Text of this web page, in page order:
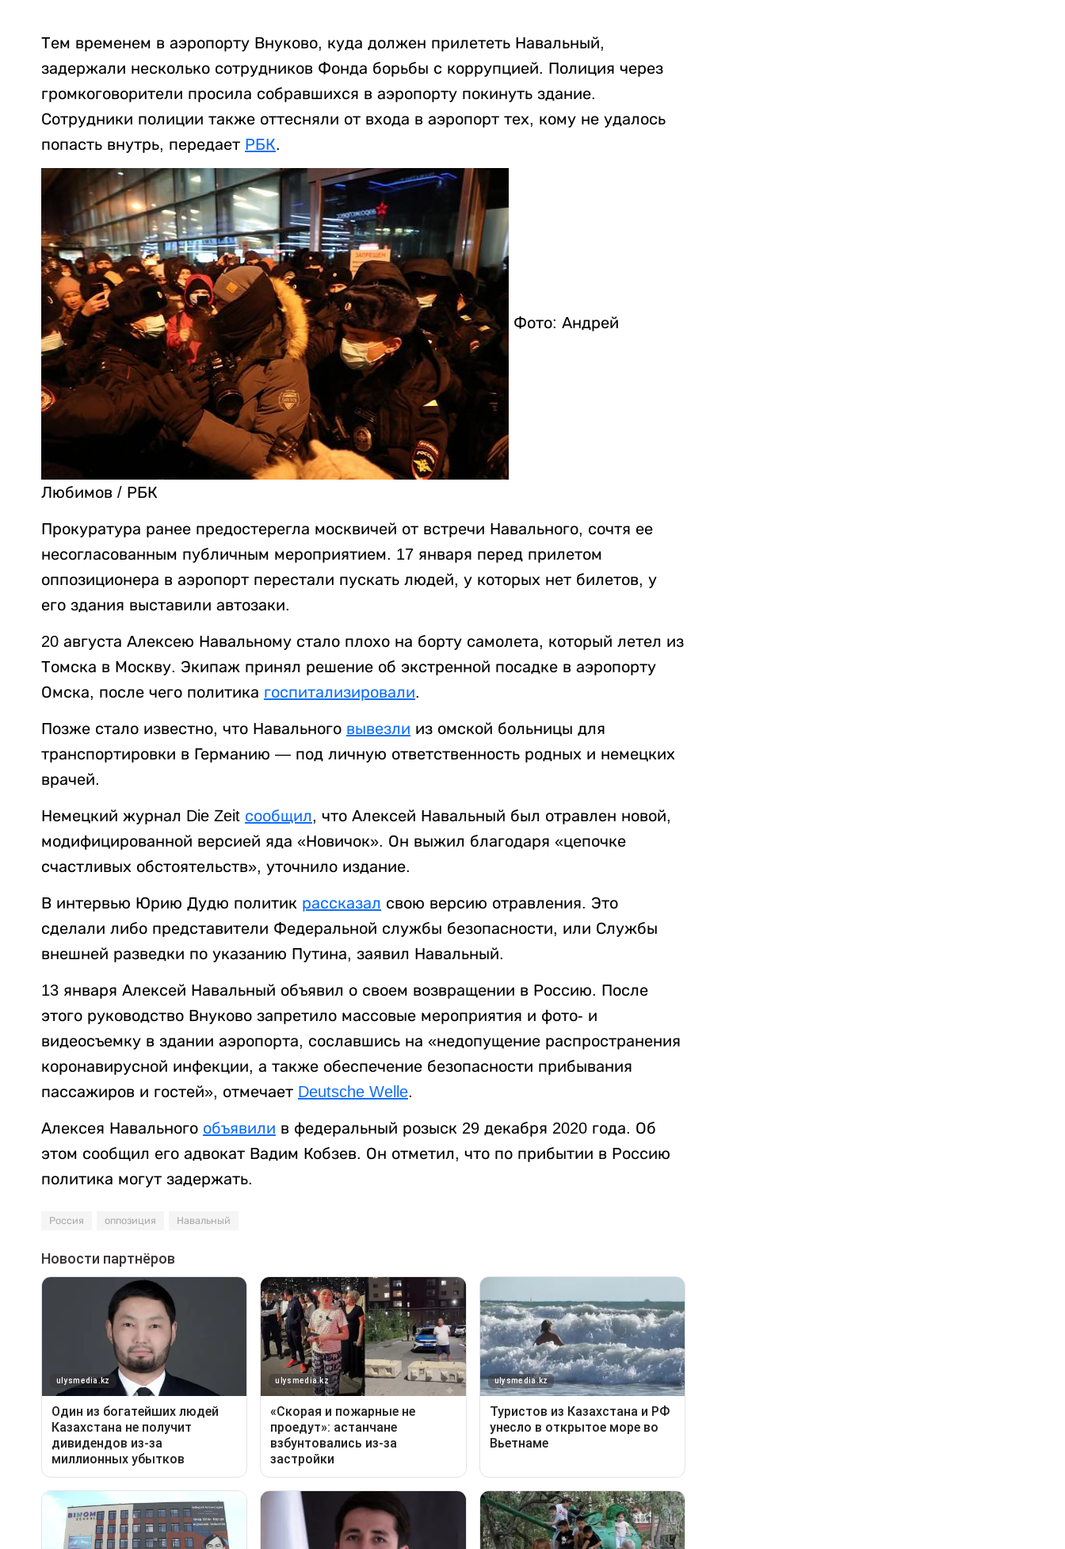
Тем временем в аэропорту Внуково, куда должен прилететь Навальный,
задержали несколько сотрудников Фонда борьбы с коррупцией. Полиция через
громкоговорители просила собравшихся в аэропорту покинуть здание.
Сотрудники полиции также оттесняли от входа в аэропорт тех, кому не удалось
попасть внутрь, передает РБК.
Фото: Андрей
Любимов / РБК
Прокуратура ранее предостерегла москвичей от встречи Навального, сочтя ее
несогласованным публичным мероприятием. 17 января перед прилетом
оппозиционера в аэропорт перестали пускать людей, у которых нет билетов, у
его здания выставили автозаки.
20 августа Алексею Навальному стало плохо на борту самолета, который летел из
Томска в Москву. Экипаж принял решение об экстренной посадке в аэропорту
Омска, после чего политика госпитализировали.
Позже стало известно, что Навального вывезли из омской больницы для
транспортировки в Германию — под личную ответственность родных и немецких
врачей.
Немецкий журнал Die Zeit сообщил, что Алексей Навальный был отравлен новой,
модифицированной версией яда «Новичок». Он выжил благодаря «цепочке
счастливых обстоятельств», уточнило издание.
В интервью Юрию Дудю политик рассказал свою версию отравления. Это
сделали либо представители Федеральной службы безопасности, или Службы
внешней разведки по указанию Путина, заявил Навальный.
13 января Алексей Навальный объявил о своем возвращении в Россию. После
этого руководство Внуково запретило массовые мероприятия и фото- и
видеосъемку в здании аэропорта, сославшись на «недопущение распространения
коронавирусной инфекции, а также обеспечение безопасности прибывания
пассажиров и гостей», отмечает Deutsche Welle.
Алексея Навального объявили в федеральный розыск 29 декабря 2020 года. Об
этом сообщил его адвокат Вадим Кобзев. Он отметил, что по прибытии в Россию
политика могут задержать.
Россия оппозиция Навальный